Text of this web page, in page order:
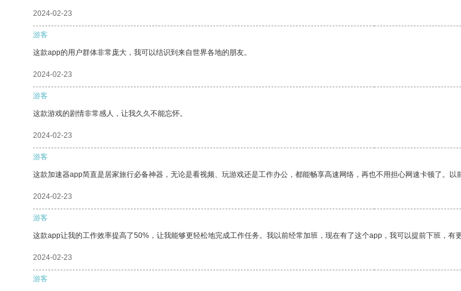
2024-02-23
游客
这款app的用户群体非常庞大，我可以结识到来自世界各地的朋友。
2024-02-23
游客
这款游戏的剧情非常感人，让我久久不能忘怀。
2024-02-23
游客
这款加速器app简直是居家旅行必备神器，无论是看视频、玩游戏还是工作办公，都能畅享高速网络，再也不用担心网速卡顿了。
2024-02-23
游客
这款app让我的工作效率提高了50%，让我能够更轻松地完成工作任务。我以前经常加班，现在有了这个app，我可以提前下班，有
2024-02-23
游客